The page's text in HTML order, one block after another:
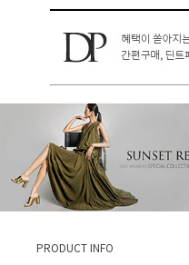
PRODUCT INFO